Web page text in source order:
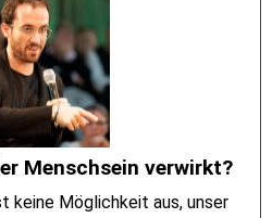
Menschsein verwirkt?
keine Möglichkeit aus, unser